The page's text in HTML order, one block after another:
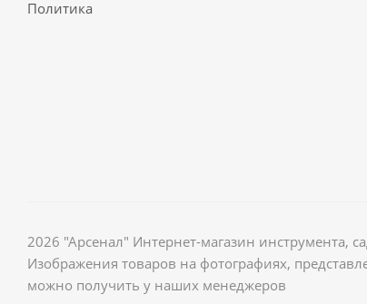
Политика
2026 "Арсенал" Интернет-магазин
Изображения товаров на фотографиях,
можно получить у наших менеджеров